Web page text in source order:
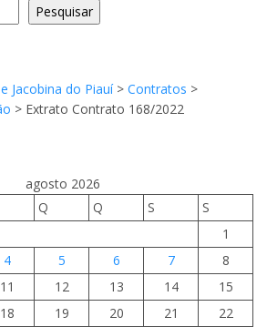
Pesquisar
Jacobina do Piauí> Contratos >
> Extrato Contrato 168/2022
agosto 2026
Q Q S
S
1
4 5 6 7
8
11 12 13 14
15
18 19 20 21
22